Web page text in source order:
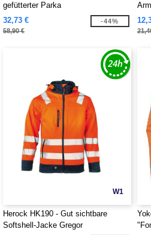
gefütterter Parka
32,73 €
58,90 €
-44%
W1
Herock HK190 - Gut sichtbare
Softshell-Jacke Gregor